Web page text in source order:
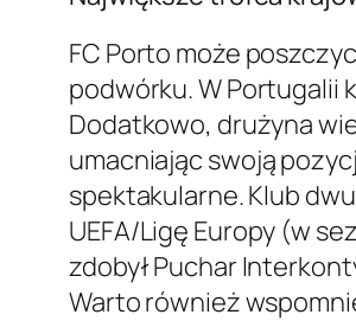
FC Porto może
podwórku. W Portugalii
Dodatkowo, drużyna
umacniając swoją
spektakularne. Klub
UEFA/Ligę Europy (w
zdobył Puchar
Warto również